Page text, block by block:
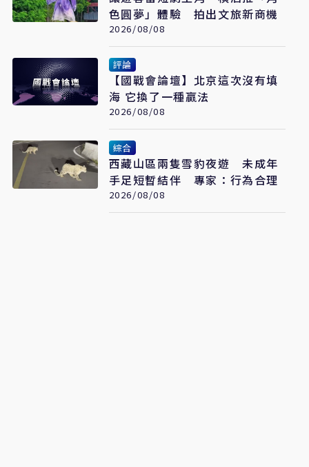
色圓夢」體驗 拍出文旅新商機
2026/08/08
評論
【國戰會論壇】北京這次沒有填
海 它換了一種贏法
2026/08/08
綜合
西藏山區兩隻雪豹夜遊 未成年
手足短暫結伴 專家：行為合理
2026/08/08